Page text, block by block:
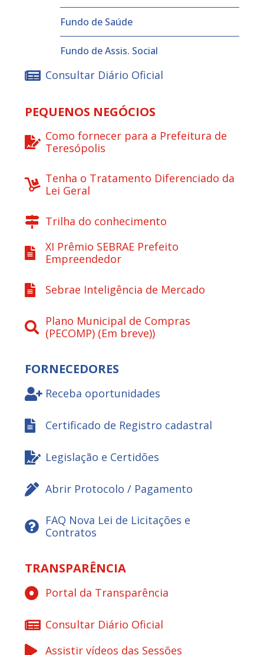
Fundo de Saúde
Fundo de Assis. Social
Consultar Diário Oficial
PEQUENOS NEGÓCIOS
Como fornecer para a Prefeitura de
Teresópolis
Tenha o Tratamento Diferenciado da
Lei Geral
Trilha do conhecimento
XI Prêmio SEBRAE Prefeito
Empreendedor
Sebrae Inteligência de Mercado
Plano Municipal de Compras
(PECOMP) (Em breve))
FORNECEDORES
Receba oportunidades
Certificado de Registro cadastral
Legislação e Certidões
Abrir Protocolo / Pagamento
FAQ Nova Lei de Licitações e
Contratos
TRANSPARÊNCIA
Portal da Transparência
Consultar Diário Oficial
Assistir vídeos das Sessões